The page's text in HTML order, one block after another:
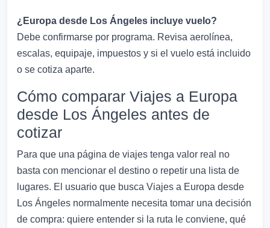
¿Europa desde Los Ángeles incluye vuelo?
Debe confirmarse por programa. Revisa aerolínea,
escalas, equipaje, impuestos y si el vuelo está incluido
o se cotiza aparte.
Cómo comparar Viajes a Europa
desde Los Ángeles antes de
cotizar
Para que una página de viajes tenga valor real no
basta con mencionar el destino o repetir una lista de
lugares. El usuario que busca Viajes a Europa desde
Los Ángeles normalmente necesita tomar una decisión
de compra: quiere entender si la ruta le conviene, qué